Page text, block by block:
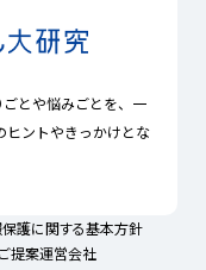
とや悩みごとを、一
ヒントやきっかけとな
護に関する基本方針
提案運営会社